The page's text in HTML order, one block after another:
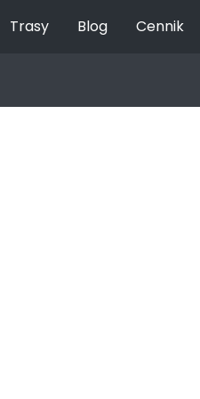
Trasy Blog Cennik